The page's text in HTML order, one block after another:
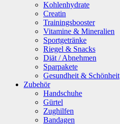
Kohlenhydrate
Creatin
Trainingsbooster
Vitamine & Mineralien
Sportgetränke
Riegel & Snacks
Diät / Abnehmen
Sparpakete
Gesundheit & Schönheit
Zubehör
Handschuhe
Gürtel
Zughilfen
Bandagen